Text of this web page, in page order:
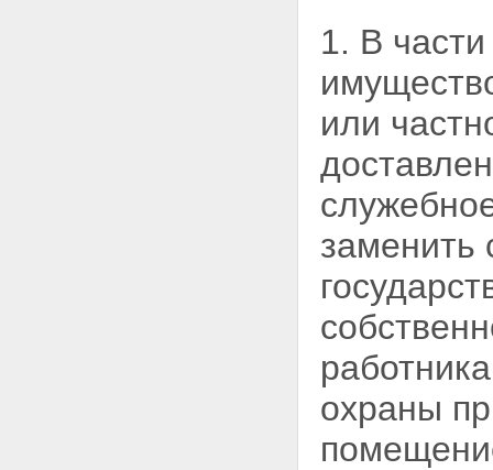
1. В
или
заменить
охраны